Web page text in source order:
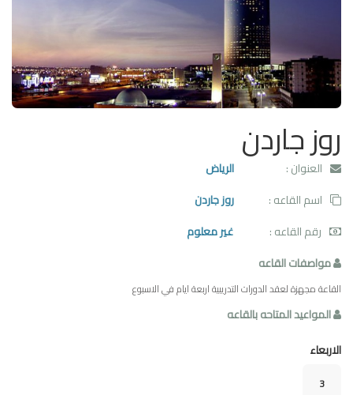
روز جاردن
العنوان :
الرياض
اسم القاعه :
روز جاردن
رقم القاعه :
غير معلوم
مواصفات القاعه
القاعة مجهزة لعقد الدورات التدريبية اربعة ايام في الاسبوع
المواعيد المتاحه بالقاعه
الاربعاء
3